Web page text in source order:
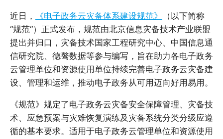
近日， 《电子政务云灾备体系建设规范》
（以下简称
“规范“）正式发布，规范由北京信息灾备技术产业联盟
提出并归口，灾备技术国家工程研究中心、中国信息通
信研究院、德骜数据等参与编写，旨在助力各电子政务
云管理单位和资源使用单位持续完善电子政务云灾备建
设、管理和运维，推动电子政务从可用迈向好用易用。
《规范》规定了电子政务云灾备安全保障管理、灾备技
术、应急预案与灾难恢复演练及灾备系统分类分级应遵
循的基本要求。适用于电子政务云管理单位和资源使用